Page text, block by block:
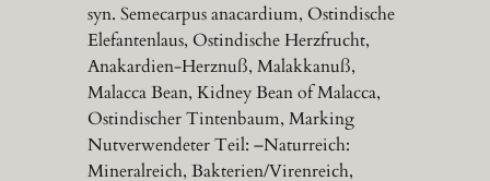
syn. Semecarpus anacardium, Ostindische
Elefantenlaus, Ostindische Herzfrucht,
Anakardien-Herznuß, Malakkanuß,
Malacca Bean, Kidney Bean of Malacca,
Ostindischer Tintenbaum, Marking
Nutverwendeter Teil: –Naturreich:
Mineralreich, Bakterien/Virenreich,